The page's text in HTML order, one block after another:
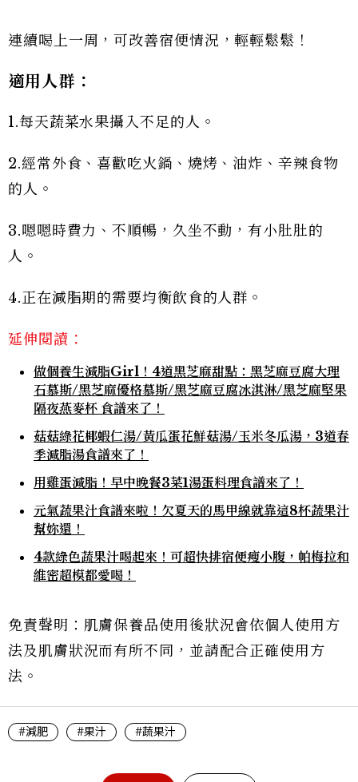
連續喝上一周，可改善宿便情況，輕輕鬆鬆！
適用人群：
1.每天蔬菜水果攝入不足的人。
2.經常外食、喜歡吃火鍋、燒烤、油炸、辛辣食物
的人。
3.嗯嗯時費力、不順暢，久坐不動，有小肚肚的
人。
4.正在減脂期的需要均衡飲食的人群。
延伸閱讀：
做個養生減脂Girl！4道黑芝麻甜點：黑芝麻豆腐大理
石慕斯/黑芝麻優格慕斯/黑芝麻豆腐冰淇淋/黑芝麻堅果
隔夜燕麥杯 食譜來了！
菇菇綠花椰蝦仁湯/黃瓜蛋花鮮菇湯/玉米冬瓜湯，3道春
季減脂湯食譜來了！
用雞蛋減脂！早中晚餐3菜1湯蛋料理食譜來了！
元氣蔬果汁食譜來啦！欠夏天的馬甲線就靠這8杯蔬果汁
幫妳還！
4款綠色蔬果汁喝起來！可超快排宿便瘦小腹，帕梅拉和
維密超模都愛喝！
免責聲明：肌膚保養品使用後狀況會依個人使用方
法及肌膚狀況而有所不同，並請配合正確使用方
法。
#減肥 #果汁 #蔬果汁